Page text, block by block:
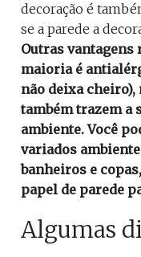
decoração é
se a parede a
Outras vantagens
maioria é
não deixa
também trazem a
ambiente.Você
variados
banheiros e
papel de parede
Algumas